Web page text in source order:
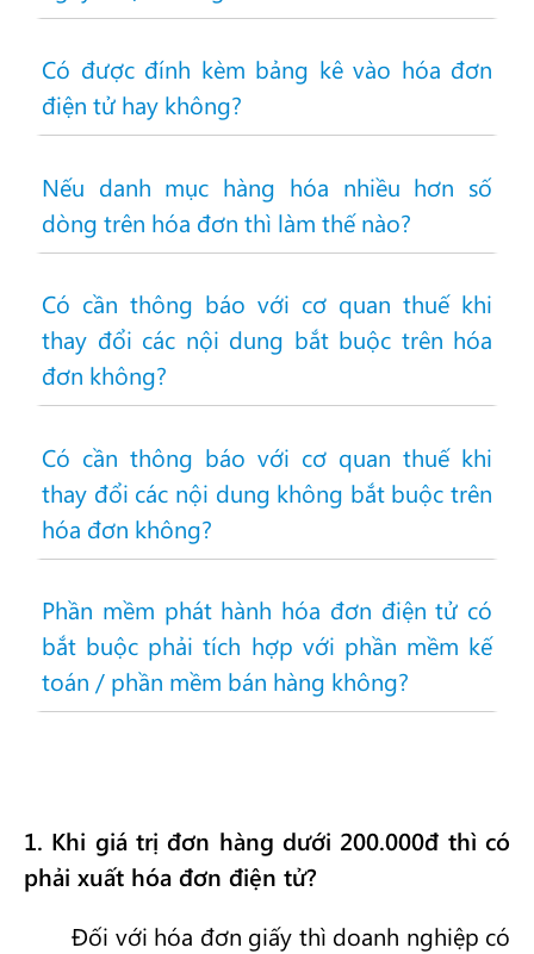
Có được đính kèm bảng kê vào hóa đơn
điện tử hay không?
Nếu danh mục hàng hóa nhiều hơn số
dòng trên hóa đơn thì làm thế nào?
Có cần thông báo với cơ quan thuế khi
thay đổi các nội dung bắt buộc trên hóa
đơn không?
Có cần thông báo với cơ quan thuế khi
thay đổi các nội dung không bắt buộc trên
hóa đơn không?
Phần mềm phát hành hóa đơn điện tử có
bắt buộc phải tích hợp với phần mềm kế
toán / phần mềm bán hàng không?
1. Khi giá trị đơn hàng dưới 200.000đ thì có
phải xuất hóa đơn điện tử?
Đối với hóa đơn giấy thì doanh nghiệp có